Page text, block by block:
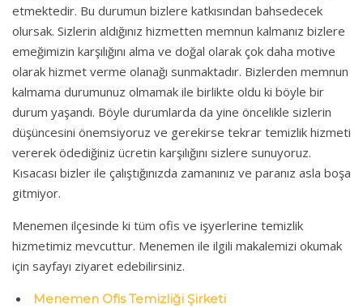
etmektedir. Bu durumun bizlere katkısından bahsedecek
olursak. Sizlerin aldığınız hizmetten memnun kalmanız bizlere
emeğimizin karşılığını alma ve doğal olarak çok daha motive
olarak hizmet verme olanağı sunmaktadır. Bizlerden memnun
kalmama durumunuz olmamak ile birlikte oldu ki böyle bir
durum yaşandı. Böyle durumlarda da yine öncelikle sizlerin
düşüncesini önemsiyoruz ve gerekirse tekrar temizlik hizmeti
vererek ödediğiniz ücretin karşılığını sizlere sunuyoruz.
Kısacası bizler ile çalıştığınızda zamanınız ve paranız asla boşa
gitmiyor.
Menemen ilçesinde ki tüm ofis ve işyerlerine temizlik
hizmetimiz mevcuttur. Menemen ile ilgili makalemizi okumak
için sayfayı ziyaret edebilirsiniz.
Menemen Ofis Temizliği Şirketi